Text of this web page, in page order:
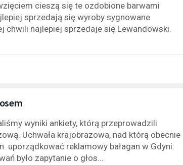
cieszą się te ozdobione barwami
sprzedają się wyroby sygnowane
chwili najlepiej sprzedaje się Lewandowski.
wyniki ankiety, którą przeprowadzili
Uchwała krajobrazowa, nad którą obecnie
uporządkować reklamowy bałagan w Gdyni.
było zapytanie o głos...